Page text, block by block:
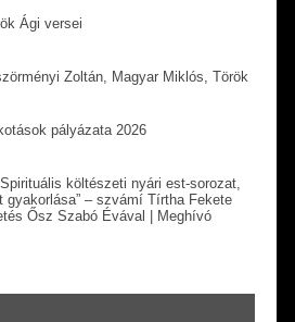
Ági versei
Zoltán, Magyar Miklós, Török
pályázata 2026
költészeti nyári est-sorozat,
gyakorlása” – szvámí Tírtha Fekete
Ősz Szabó Évával | Meghívó